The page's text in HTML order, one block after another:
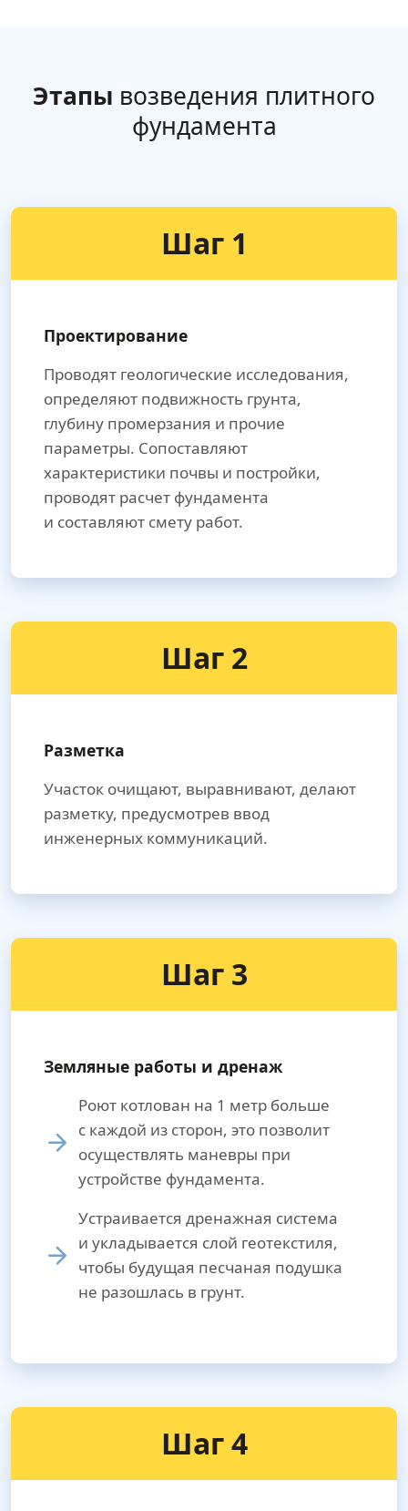
Этапы возведения плитного
фундамента
Шаг 1
Проектирование
Проводят геологические исследования,
определяют подвижность грунта,
глубину промерзания и прочие
параметры. Сопоставляют
характеристики почвы и постройки,
проводят расчет фундамента
и составляют смету работ.
Шаг 2
Разметка
Участок очищают, выравнивают, делают
разметку, предусмотрев ввод
инженерных коммуникаций.
Шаг 3
Земляные работы и дренаж
Роют котлован на 1 метр больше
с каждой из сторон, это позволит
осуществлять маневры при
устройстве фундамента.
Устраивается дренажная система
и укладывается слой геотекстиля,
чтобы будущая песчаная подушка
не разошлась в грунт.
Шаг 4